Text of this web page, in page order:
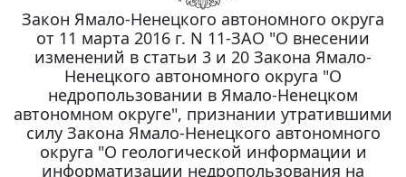
Закон Ямало-Ненецкого автономного округа
от 11 марта 2016 г. N 11-ЗАО "О внесении
изменений в статьи 3 и 20 Закона Ямало-
Ненецкого автономного округа "О
недропользовании в Ямало-Ненецком
автономном округе", признании утратившими
силу Закона Ямало-Ненецкого автономного
округа "О геологической информации и
информатизации недропользования на